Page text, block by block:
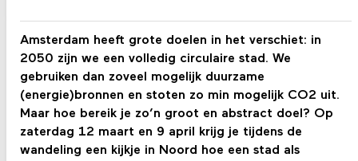
Amsterdam heeft grote doelen in het verschiet: in
2050 zijn we een volledig circulaire stad. We
gebruiken dan zoveel mogelijk duurzame
(energie)bronnen en stoten zo min mogelijk CO2 uit.
Maar hoe bereik je zo’n groot en abstract doel? Op
zaterdag 12 maart en 9 april krijg je tijdens de
wandeling een kijkje in Noord hoe een stad als